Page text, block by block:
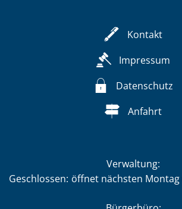
Kontakt
Impressum
Datenschutz
Anfahrt
Verwaltung:
Klicken, um weitere Öffnungs- oder
Geschlossen: öffnet nächsten Montag